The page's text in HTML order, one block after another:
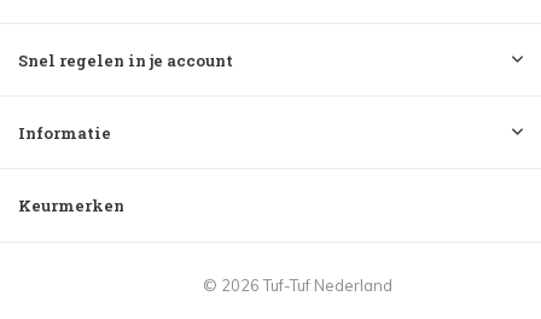
Snel regelen in je account
Informatie
Keurmerken
© 2026 Tuf-Tuf Nederland